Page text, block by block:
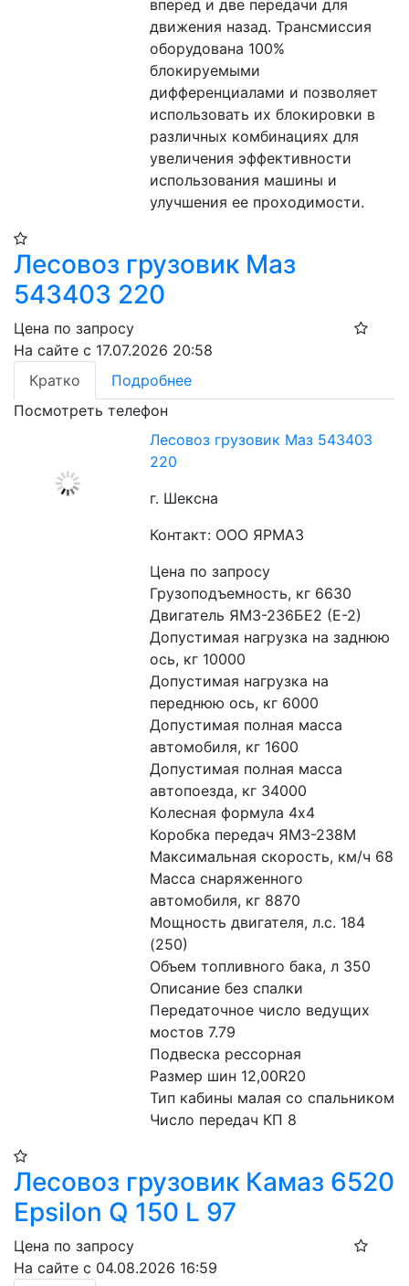
вперед и две передачи для
движения назад. Трансмиссия
оборудована 100%
блокируемыми
дифференциалами и позволяет
использовать их блокировки в
различных комбинациях для
увеличения эффективности
использования машины и
улучшения ее проходимости.
Лесовоз грузовик Маз
543403 220
Цена по запросу
На сайте с 17.07.2026 20:58
Кратко
Подробнее
Посмотреть телефон
Лесовоз грузовик Маз 543403
220
г. Шексна
Контакт: ООО ЯРМАЗ
Цена по запросу
Грузоподъемность, кг 6630
Двигатель ЯМЗ-236БЕ2 (Е-2)
Допустимая нагрузка на заднюю
ось, кг 10000
Допустимая нагрузка на
переднюю ось, кг 6000
Допустимая полная масса
автомобиля, кг 1600
Допустимая полная масса
автопоезда, кг 34000
Колесная формула 4х4
Коробка передач ЯМЗ-238М
Максимальная скорость, км/ч 68
Масса снаряженного
автомобиля, кг 8870
Мощность двигателя, л.с. 184
(250)
Объем топливного бака, л 350
Описание без спалки
Передаточное число ведущих
мостов 7.79
Подвеска рессорная
Размер шин 12,00R20
Тип кабины малая со спальником
Число передач КП 8
Лесовоз грузовик Камаз 6520
Epsilon Q 150 L 97
Цена по запросу
На сайте с 04.08.2026 16:59